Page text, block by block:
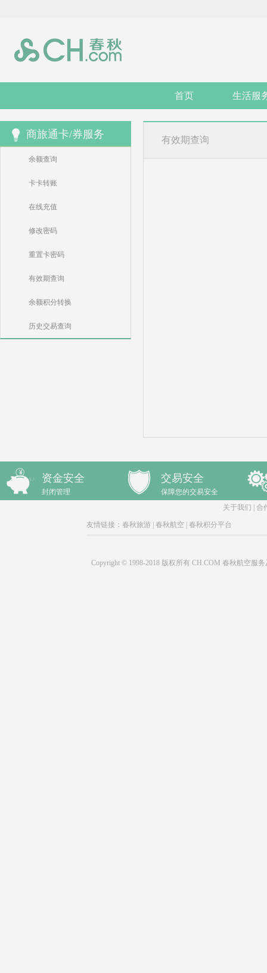
首页 生活服
商旅通卡/券服务
余额查询
卡卡转账
在线充值
修改密码
重置卡密码
有效期查询
余额积分转换
历史交易查询
有效期查询
资金安全
封闭管理
交易安全
保障您的交易安全
关于我们
合
友情链接： 春秋旅游 春秋航空 春秋积分平台
Copyright © 1998-2018 版权所有 CH.COM 春秋航空服